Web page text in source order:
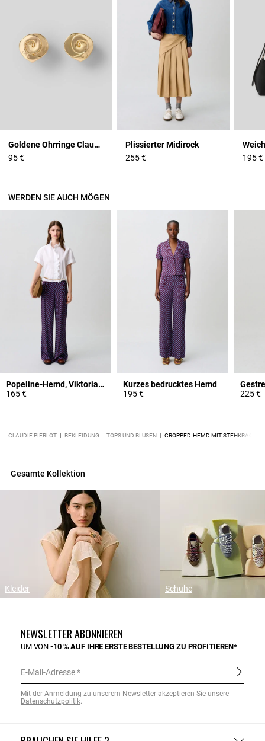
Goldene Ohrringe Claudie
95 €
Plissierter Midirock
255 €
195 €
WERDEN SIE AUCH MÖGEN
Popeline-Hemd, Viktorian-Kragen
165 €
Kurzes bedrucktes Hemd
195 €
225 €
CLAUDIE PIERLOT BEKLEIDUNG TOPS UND BLUSEN CROPPED-HEMD MIT STEHKRAGEN
Gesamte Kollektion
Kleider Schuhe
NEWSLETTER ABONNIEREN
UM VON-10 % AUF IHRE ERSTE BESTELLUNG ZU PROFITIEREN*
E-Mail-Adresse
Mit der Anmeldung zu unserem Newsletter akzeptieren Sie unsere
Datenschutzpolitik.